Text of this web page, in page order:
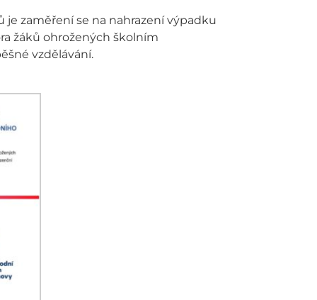
je zaměření se na nahrazení výpadku
žáků ohrožených školním
vzdělávání.